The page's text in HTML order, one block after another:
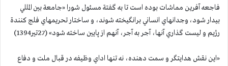
فاجعه آفرين مماشات بوده است تا به گفتة مسئول شورا «جامعة بين المللي
بيدار شود، وجدانهاي انساني برانگيخته شوند، و ساختار تحريمهاي فلج كنندة
رژيم و ليست گذاري آنها، آجر به آجر، آنهم از پايين ساخته شود» (27تير1394)
«اين نقش هدايتگر و سمت دهنده، نه تنها اداي وظيفه در قبال ملت و دفاع